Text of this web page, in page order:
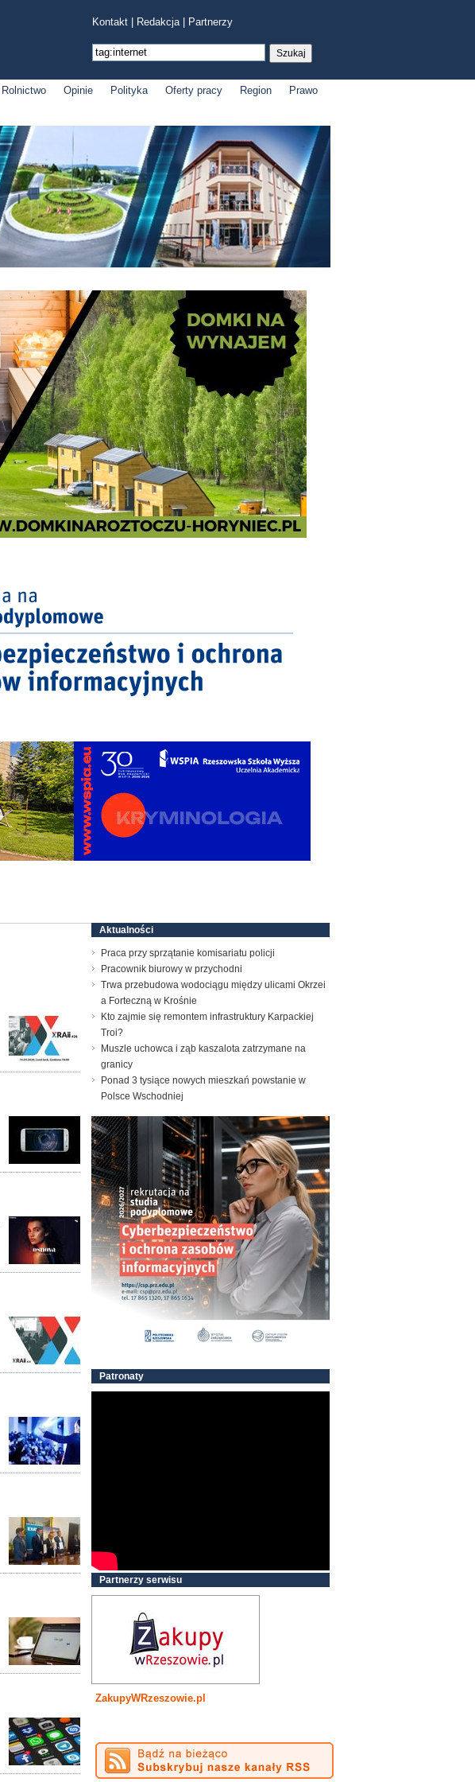
Kontakt Redakcja| Partnerzy
Rolnictwo Opinie Polityka Oferty pracy Region
Prawo
Aktualności
Praca przy sprzątanie komisariatu policji
Pracownik biurowy w przychodni
Trwa przebudowa wodociągu między ulicami Okrzei
a Forteczną w Krośnie
Kto zajmie się remontem infrastruktury Karpackiej
Troi?
Muszle uchowca i ząb kaszalota zatrzymane na
granicy
Ponad 3 tysiące nowych mieszkań powstanie w
Polsce Wschodniej
Patronaty
Partnerzy serwisu
ZakupyWRzeszowie.pl